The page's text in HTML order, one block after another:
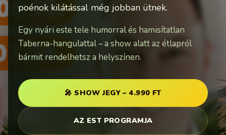
poénok kilátással még jobban ütnek.
Egy nyári este tele humorral és hamisítatlan
Taberna-hangulattal – a show alatt az étlapról
bármit rendelhetsz a helyszínen.
🎤 SHOW JEGY – 4.990 FT
AZ EST PROGRAMJA